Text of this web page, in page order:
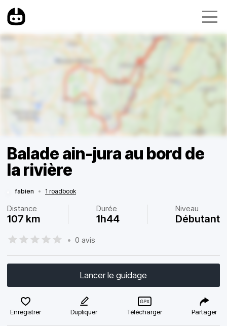
Balade ain-jura au bord de
la rivière
fabien • 1 roadbook
Distance
107 km
Durée
1h44
Niveau
Débutant
• 0 avis
Lancer le guidage
Enregistrer Dupliquer Télécharger Partager